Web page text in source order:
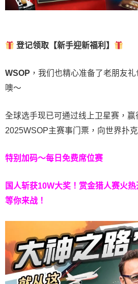
登记领取【新手迎新福利】
WSOP ，我们也精心准备了老朋友
噢～
全球选手现已可通过线上卫星赛，赢
2025WSOP主赛事门票，向世界扑
特别加码～每日免费席位赛
国人斩获10W大奖！ 赏金猎人赛火
等你来战！